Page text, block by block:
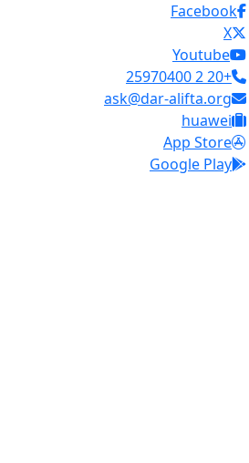
Facebook
X
Youtube
+20 2 25970400
ask@dar-alifta.org
huawei
App Store
Google Play